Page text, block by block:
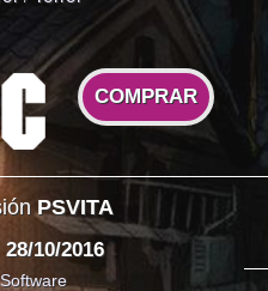
COMPRAR
PSVITA
10/2016